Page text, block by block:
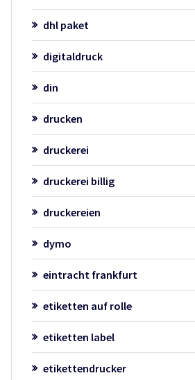
dhl paket
digitaldruck
din
drucken
druckerei
druckerei billig
druckereien
dymo
eintracht frankfurt
etiketten auf rolle
etiketten label
etikettendrucker